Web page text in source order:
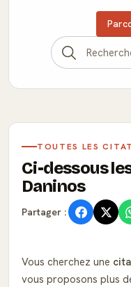
TOUTES LES
Ci-dessous
Daninos
Partager :
Vous cherchez une
vous proposons plus